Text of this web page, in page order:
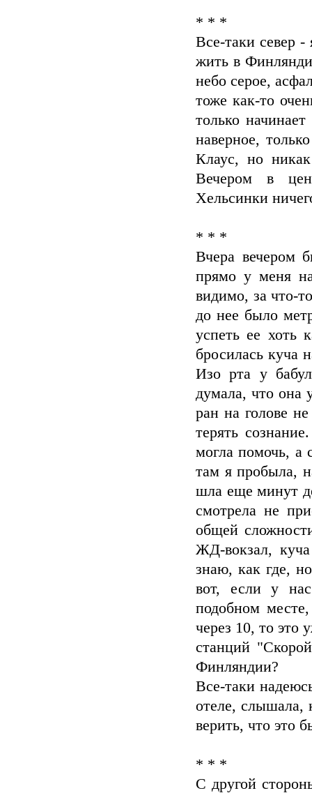
* * *
Все-таки север
жить в
небо серое,
тоже как-то
только
наверное,
Клаус, но
Вечером в
Хельсинки
* * *
Вчера вечером
прямо у меня
видимо, за что-
до нее было
успеть ее хоть
бросилась куча
Изо рта у
думала, что она
ран на голове
терять
могла помочь, а
там я пробыла,
шла еще минут
смотрела не
общей
ЖД-вокзал,
знаю, как где,
вот, если у
подобном
через 10, то это
станций
Финляндии?
Все-таки
отеле, слышала,
верить, что это
* * *
С другой